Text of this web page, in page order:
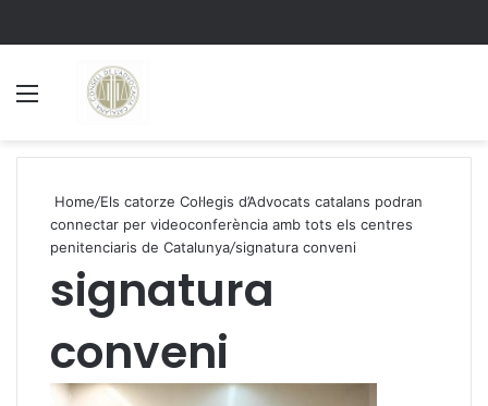
Home/Els catorze Col·legis d’Advocats catalans podran
connectar per videoconferència amb tots els centres
penitenciaris de Catalunya/signatura conveni
signatura
conveni